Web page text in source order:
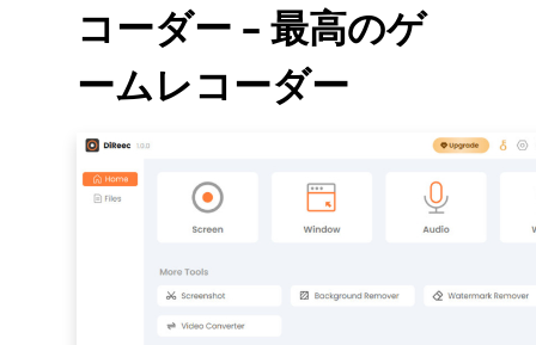
コーダー – 最高のゲ
ームレコーダー